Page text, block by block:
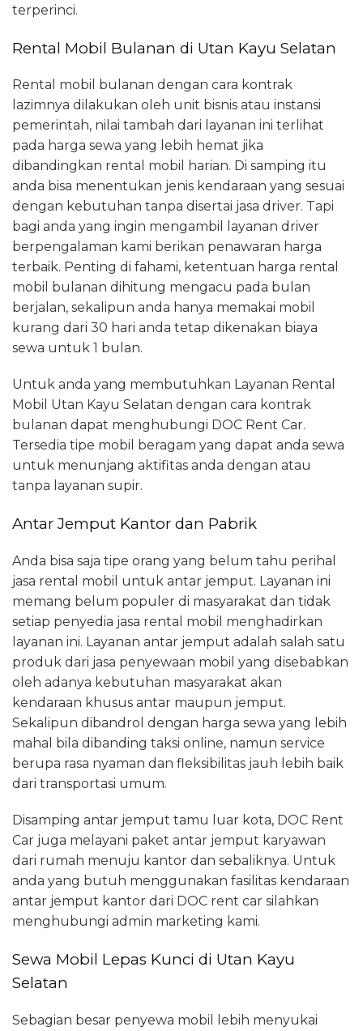
terperinci.
Rental Mobil Bulanan di Utan Kayu Selatan
Rental mobil bulanan dengan cara kontrak
lazimnya dilakukan oleh unit bisnis atau instansi
pemerintah, nilai tambah dari layanan ini terlihat
pada harga sewa yang lebih hemat jika
dibandingkan rental mobil harian. Di samping itu
anda bisa menentukan jenis kendaraan yang sesuai
dengan kebutuhan tanpa disertai jasa driver. Tapi
bagi anda yang ingin mengambil layanan driver
berpengalaman kami berikan penawaran harga
terbaik. Penting di fahami, ketentuan harga rental
mobil bulanan dihitung mengacu pada bulan
berjalan, sekalipun anda hanya memakai mobil
kurang dari 30 hari anda tetap dikenakan biaya
sewa untuk 1 bulan.
Untuk anda yang membutuhkan Layanan Rental
Mobil Utan Kayu Selatan dengan cara kontrak
bulanan dapat menghubungi DOC Rent Car.
Tersedia tipe mobil beragam yang dapat anda sewa
untuk menunjang aktifitas anda dengan atau
tanpa layanan supir.
Antar Jemput Kantor dan Pabrik
Anda bisa saja tipe orang yang belum tahu perihal
jasa rental mobil untuk antar jemput. Layanan ini
memang belum populer di masyarakat dan tidak
setiap penyedia jasa rental mobil menghadirkan
layanan ini. Layanan antar jemput adalah salah satu
produk dari jasa penyewaan mobil yang disebabkan
oleh adanya kebutuhan masyarakat akan
kendaraan khusus antar maupun jemput.
Sekalipun dibandrol dengan harga sewa yang lebih
mahal bila dibanding taksi online, namun service
berupa rasa nyaman dan fleksibilitas jauh lebih baik
dari transportasi umum.
Disamping antar jemput tamu luar kota, DOC Rent
Car juga melayani paket antar jemput karyawan
dari rumah menuju kantor dan sebaliknya. Untuk
anda yang butuh menggunakan fasilitas kendaraan
antar jemput kantor dari DOC rent car silahkan
menghubungi admin marketing kami.
Sewa Mobil Lepas Kunci di Utan Kayu
Selatan
Sebagian besar penyewa mobil lebih menyukai